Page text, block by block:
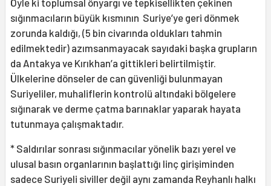
Öyle ki toplumsal önyargı ve tepkisellikten çekinen
sığınmacıların büyük kısmının Suriye’ye geri dönmek
zorunda kaldığı, (5 bin civarında oldukları tahmin
edilmektedir) azımsanmayacak sayıdaki başka grupların
da Antakya ve Kırıkhan’a gittikleri belirtilmiştir.
Ülkelerine dönseler de can güvenliği bulunmayan
Suriyeliler, muhaliflerin kontrolü altındaki bölgelere
sığınarak ve derme çatma barınaklar yaparak hayata
tutunmaya çalışmaktadır.
* Saldırılar sonrası sığınmacılar yönelik bazı yerel ve
ulusal basın organlarının başlattığı linç girişiminden
sadece Suriyeli siviller değil aynı zamanda Reyhanlı halkı